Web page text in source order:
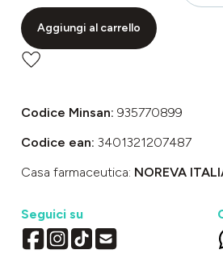
Aggiungi al carrello
Codice Minsan: 935770899
Codice ean: 3401321207487
Casa farmaceutica: NOREVA
Seguici su